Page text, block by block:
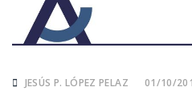
JESÚS P. LÓPEZ PELAZ 01/10/